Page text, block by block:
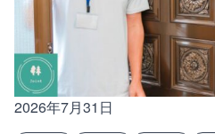
2026年7月31日